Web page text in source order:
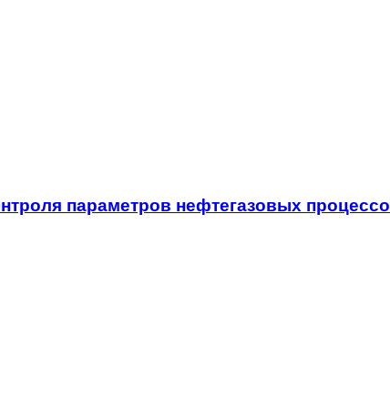
параметров нефтегазовых